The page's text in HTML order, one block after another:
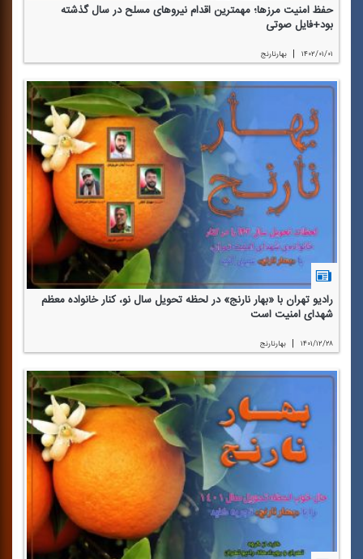
حفظ امنیت مرزها؛ مهمترین اقدام نیروهای مسلح در سال گذشته
بود+فایل صوتی
۱۴۰۲/۰۱/۰۱ | بهارنارنج
رادیو تهران با «بهار نارنج» در لحظه تحویل سال نو، كنار خانواده معظم
شهدای امنیت است
۱۴۰۱/۱۲/۲۸ | بهارنارنج